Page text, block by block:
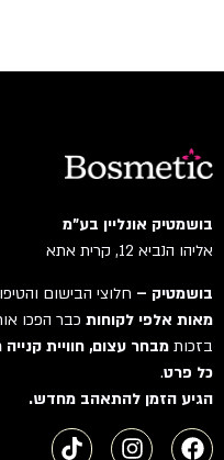
בושמטיק אונליין בע"מ
אליהו הנביא 12, קרית אתא
בושמטיק –חלוצי הבישום
מאות אלפי לקוחותכבר הפכו
בזכותמבחר עצום, חוויית
כל פרט.
הגיע הזמן להתאהב מחדש.